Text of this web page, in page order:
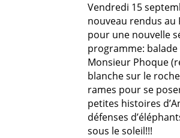
Vendredi 15
nouveau rendus au
pour une nouvelle
programme: balade
Monsieur Phoque
blanche sur le
rames pour se
petites histoires
défenses
sous le soleil!!!